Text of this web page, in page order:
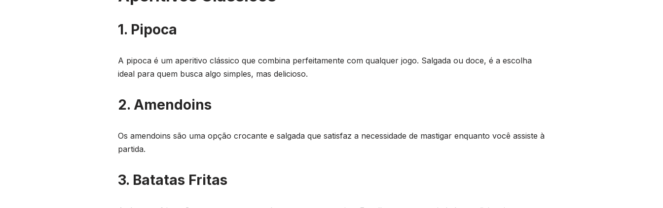
1. Pipoca
A pipoca é um aperitivo clássico que combina perfeitamente com qualquer jogo. Salgada ou doce, é a escolha
ideal para quem busca algo simples, mas delicioso.
2. Amendoins
Os amendoins são uma opção crocante e salgada que satisfaz a necessidade de mastigar enquanto você assiste à
partida.
3. Batatas Fritas